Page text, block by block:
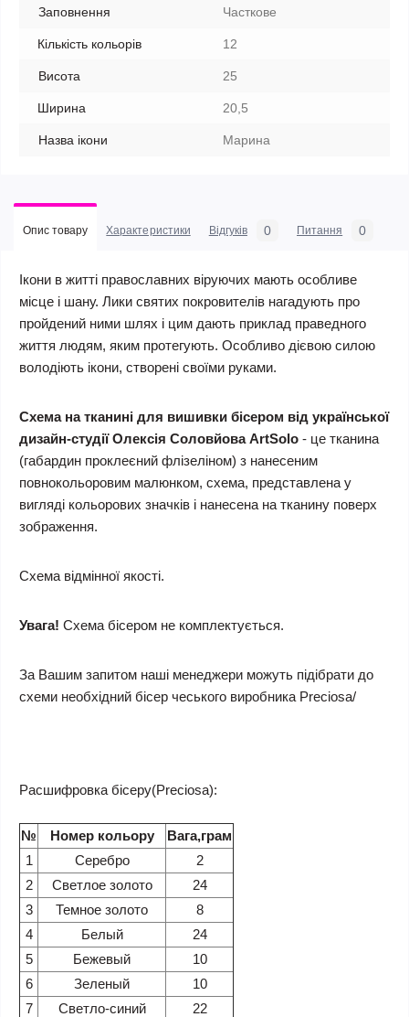
Заповнення Часткове
Кількість кольорів 12
Висота 25
Ширина 20,5
Назва ікони Марина
Опис товару Характеристики Відгуків 0 Питання 0
Ікони в житті православних віруючих мають особливе
місце і шану. Лики святих покровителів нагадують про
пройдений ними шлях і цим дають приклад праведного
життя людям, яким протегують. Особливо дієвою силою
володіють ікони, створені своїми руками.
Схема на тканині для вишивки бісером від української
дизайн-студії Олексія Соловйова ArtSolo - це тканина
(габардин проклеєний флізеліном) з нанесеним
повнокольоровим малюнком, схема, представлена у
вигляді кольорових значків і нанесена на тканину поверх
зображення.
Схема відмінної якості.
Увага! Схема бісером не комплектується.
За Вашим запитом наші менеджери можуть підібрати до
схеми необхідний бісер чеського виробника Preciosa/
Расшифровка бісеру(Preciosa):
№ Номер кольору
Вага,грам
1
Серебро
2
2
Светлое золото
24
3
Темное золото
8
4
Белый
24
5
Бежевый
10
6
Зеленый
10
7
Светло-синий
22